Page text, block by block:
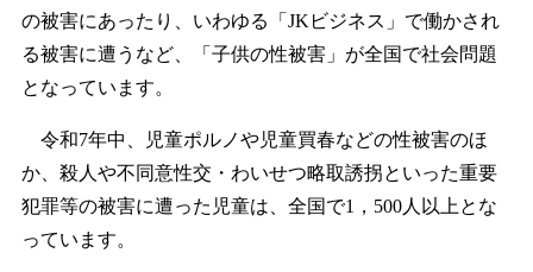
の被害にあったり、いわゆる「JKビジネス」で働かされ
る被害に遭うなど、「子供の性被害」が全国で社会問題
となっています。
令和7年中、児童ポルノや児童買春などの性被害のほ
か、殺人や不同意性交・わいせつ略取誘拐といった重要
犯罪等の被害に遭った児童は、全国で1，500人以上とな
っています。